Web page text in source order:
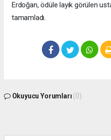
Erdoğan, ödüle layık görülen
tamamladı.
Okuyucu Yorumları (0)